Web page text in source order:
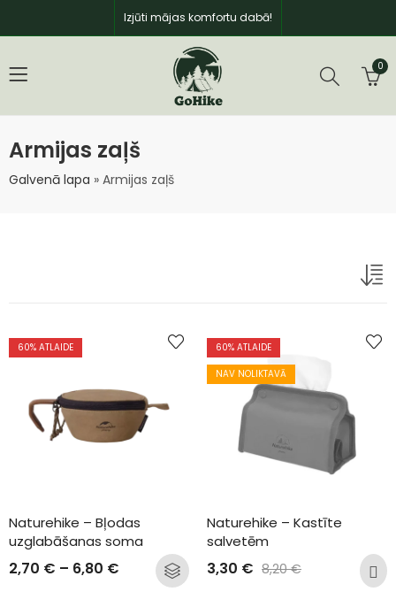
Izjūti mājas komfortu dabā!
0
Armijas zaļš
Galvenā lapa » Armijas zaļš
60% ATLAIDE
Naturehike – Bļodas
uzglabāšanas soma
2,70 € – 6,80 €
60% ATLAIDE
NAV NOLIKTAVĀ
Naturehike – Kastīte
salvetēm
3,30 € 8,20€